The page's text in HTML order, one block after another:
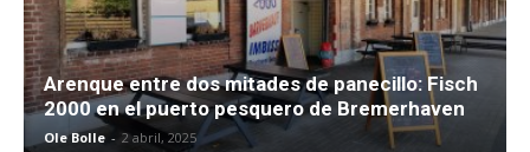
Arenque entre dos mitades de panecillo: Fisch
2000 en el puerto pesquero de Bremerhaven
Ole Bolle - 2 abril, 2025